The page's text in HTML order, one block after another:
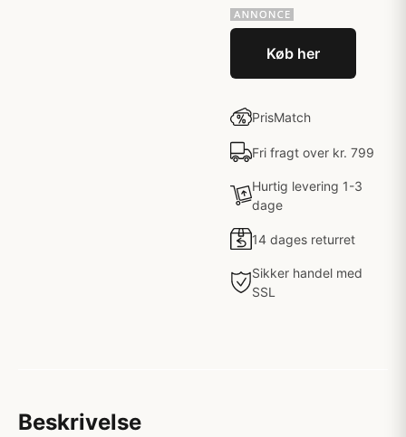
Køb her
PrisMatch
Fri fragt over kr. 799
Hurtig levering 1-3
dage
14 dages returret
Sikker handel med
SSL
Beskrivelse